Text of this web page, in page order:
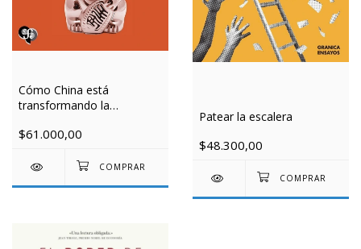
Cómo China está
transformando la
$61.000,00
Patear la escalera
$48.300,00